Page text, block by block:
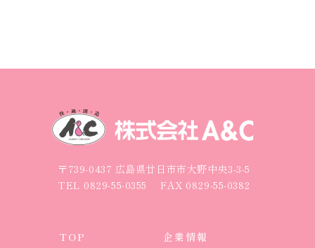
〒739-0437 広島県廿日市市大野中央3-3-5
TEL 0829-55-0355 FAX 0829-55-0382
TOP 企業情報